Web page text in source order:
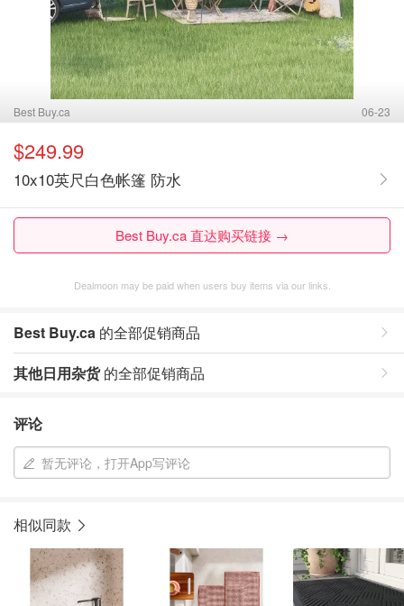
Best Buy.ca 06-23
$249.99
10x10英尺白色帐篷 防水
Best Buy.ca 直达购买链接 →
Dealmoon may be paid when users buy items via our links.
Best Buy.ca 的全部促销商品
其他日用杂货的全部促销商品
评论
暂无评论，打开App写评论
相似同款